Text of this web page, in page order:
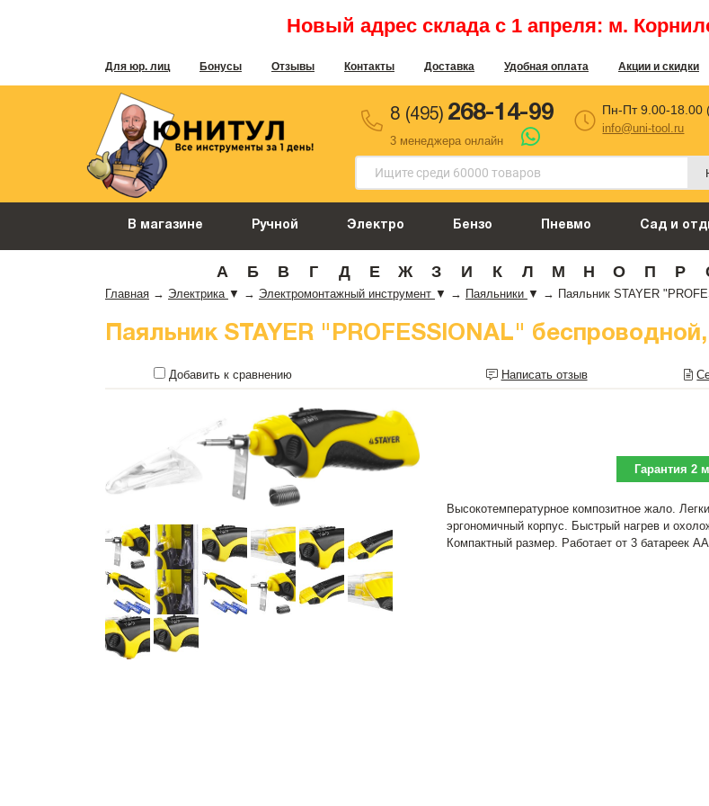
Новый адрес склада с 1 апреля: м.
Для юр. лиц Бонусы Отзывы Контакты Доставка Удобная оплата Акции и скидки
8 (495) 268-14-99
3 менеджера онлайн
Пн-Пт 9.00-18.00
info@uni-tool.ru
В магазине Ручной Электро Бензо Пневмо Сад и
А Б В Г Д Е Ж З И К Л М Н О П Р
Главная → Электрика ▼ → Электромонтажный инструмент ▼ → Паяльники ▼ → Паяльник STAYER
Паяльник STAYER "PROFESSIONAL"
Добавить к сравнению Написать отзыв
Гарантия 2
Высокотемпературное композитное жало.
эргономичный корпус. Быстрый нагрев и
Компактный размер. Работает от 3 батареек АА